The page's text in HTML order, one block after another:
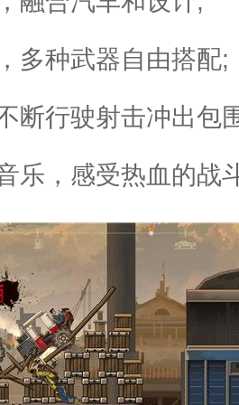
多种武器自由搭配;
断行驶射击冲出包
乐，感受热血的战